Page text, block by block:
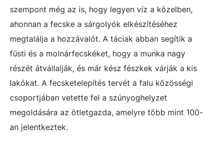
szempont még az is, hogy legyen víz a közelben,
ahonnan a fecske a sárgolyók elkészítéséhez
megtalálja a hozzávalót. A táciak abban segítik a
füsti és a molnárfecskéket, hogy a munka nagy
részét átvállalják, és már kész fészkek várják a kis
lakókat. A fecsketelepítés tervét a falu közösségi
csoportjában vetette fel a szúnyoghelyzet
megoldására az ötletgazda, amelyre több mint 100-
an jelentkeztek.